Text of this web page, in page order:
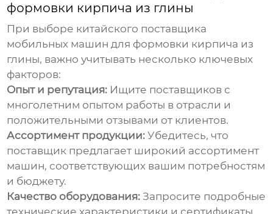
формовки кирпича из глины
При выборе китайского поставщика
мобильных машин для формовки кирпича из
глины, важно учитывать несколько ключевых
факторов:
Опыт и репутация: Ищите поставщиков с
многолетним опытом работы в отрасли и
положительными отзывами от клиентов.
Ассортимент продукции: Убедитесь, что
поставщик предлагает широкий ассортимент
машин, соответствующих вашим потребностям
и бюджету.
Качество оборудования: Запросите подробные